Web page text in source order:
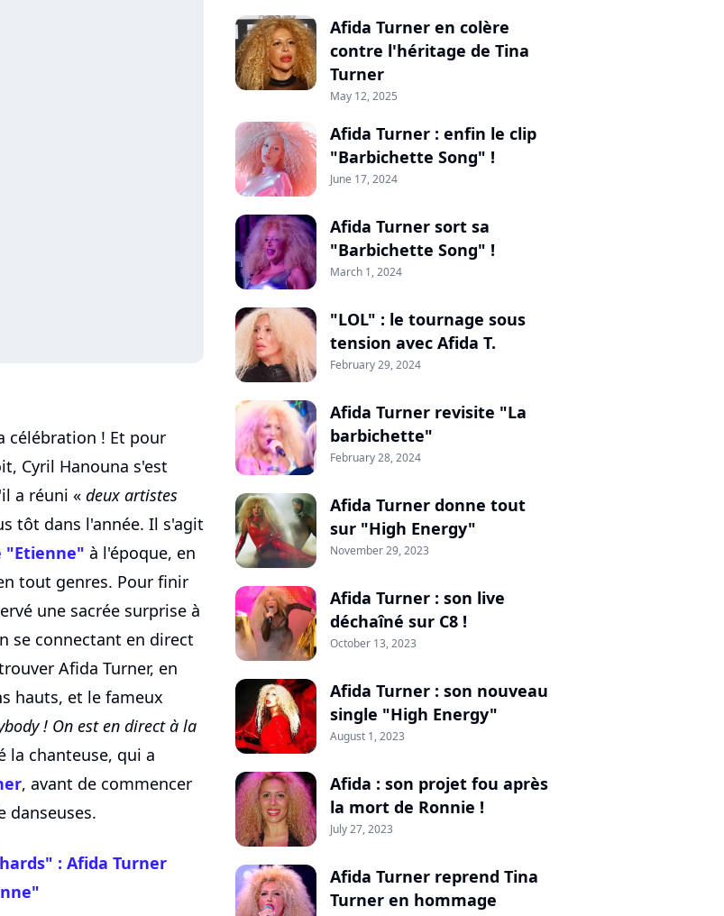
célébration ! Et pour
Cyril Hanouna s'est
a réuni « deux artistes
tôt dans l'année. Il s'agit
"Etienne" à l'époque, en
tout genres. Pour finir
une sacrée surprise à
se connectant en direct
Afida Turner, en
hauts, et le fameux
! On est en direct à la
la chanteuse, qui a
, avant de commencer
danseuses.
: Afida Turner
Afida Turner en colère
contre l'héritage de Tina
Turner
May 12, 2025
Afida Turner : enfin le clip
"Barbichette Song" !
June 17, 2024
Afida Turner sort sa
"Barbichette Song" !
March 1, 2024
"LOL" : le tournage sous
tension avec Afida T.
February 29, 2024
Afida Turner revisite "La
barbichette"
February 28, 2024
Afida Turner donne tout
sur "High Energy"
November 29, 2023
Afida Turner : son live
déchaîné sur C8 !
October 13, 2023
Afida Turner : son nouveau
single "High Energy"
August 1, 2023
Afida : son projet fou après
la mort de Ronnie !
July 27, 2023
Afida Turner reprend Tina
Turner en hommage